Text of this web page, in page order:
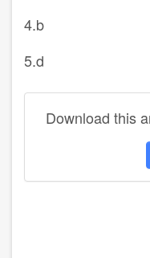
4.b
5.d
Download this